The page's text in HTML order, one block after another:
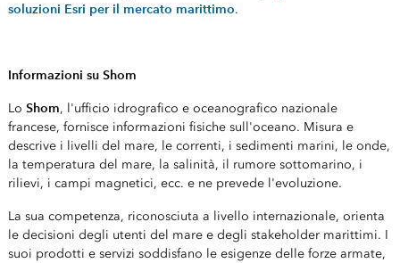
soluzioni Esri per il mercato marittimo.
Informazioni su Shom
Lo Shom, l'ufficio idrografico e oceanografico nazionale
francese, fornisce informazioni fisiche sull'oceano. Misura e
descrive i livelli del mare, le correnti, i sedimenti marini, le onde,
la temperatura del mare, la salinità, il rumore sottomarino, i
rilievi, i campi magnetici, ecc. e ne prevede l'evoluzione.
La sua competenza, riconosciuta a livello internazionale, orienta
le decisioni degli utenti del mare e degli stakeholder marittimi. I
suoi prodotti e servizi soddisfano le esigenze delle forze armate,